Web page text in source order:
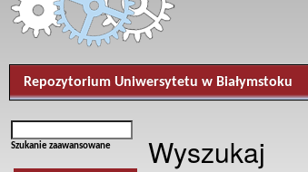
Repozytorium Uniwersytetu w Białymstoku
Szukanie zaawansowane Wyszukaj